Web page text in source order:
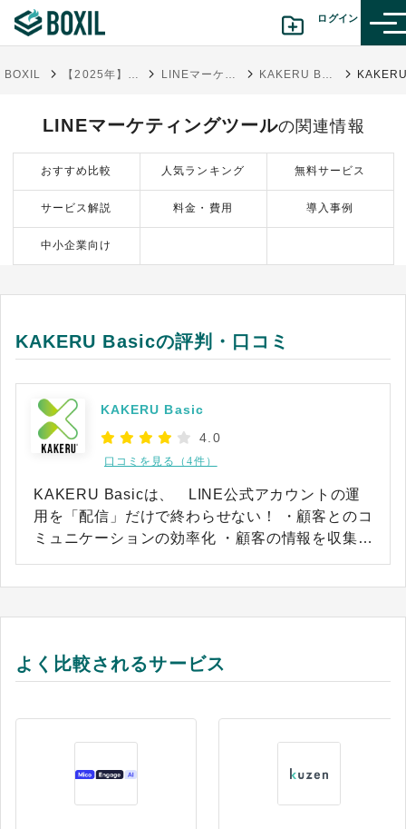
ログイン
診断から探す(β版)
記事から探す
BOXILの使い方ガイド
BOXIL 【2025年】LINEマーケティングツール比較27選！タイプ・選び方と手法 LINEマーケティングツール KAKERU Basic
LINEマーケティングツールの関連情報
おすすめ比較 人気ランキング 無料サービス
サービス解説 料金・費用 導入事例
中小企業向け
KAKERU Basicの評判・口コミ
KAKERU Basic
4.0
口コミを見る（4件）
KAKERU Basicは、 LINE公式アカウントの運
用を「配信」だけで終わらせない！ ・顧客とのコ
ミュニケーションの効率化 ・顧客の情報を収集、
よく比較されるサービス